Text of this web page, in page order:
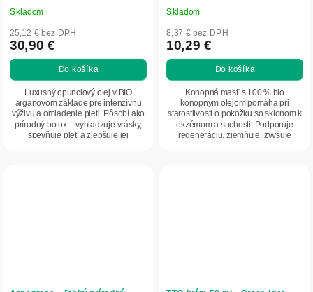
Skladom
25,12 € bez DPH
30,90 €
Do košíka
Luxusný opunciový olej v BIO
arganovom základe pre intenzívnu
výživu a omladenie pleti. Pôsobí ako
prírodný botox – vyhladzuje vrásky,
spevňuje pleť a zlepšuje jej
Skladom
8,37 € bez DPH
10,29 €
Do košíka
Konopná masť s 100 % bio
konopným olejom pomáha pri
starostlivosti o pokožku so sklonom k
ekzémom a suchosti. Podporuje
regeneráciu, zjemňuje, zvyšuje